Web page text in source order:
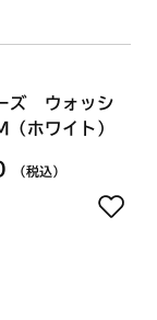
ズ ウォッシ
（ホワイト）
（税込）